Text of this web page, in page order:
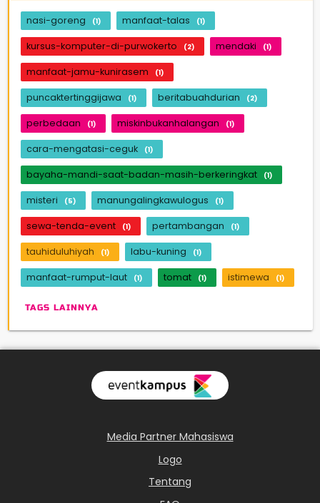
nasi-goreng (1) manfaat-talas (1)
kursus-komputer-di-purwokerto (2) mendaki (1)
manfaat-jamu-kunirasem (1)
puncaktertinggijawa (1) beritabuahdurian (2)
perbedaan (1) miskinbukanhalangan (1)
cara-mengatasi-ceguk (1)
bayaha-mandi-saat-badan-masih-berkeringkat (1)
misteri (5) manungalingkawulogus (1)
sewa-tenda-event (1) pertambangan (1)
tauhiduluhiyah (1) labu-kuning (1)
manfaat-rumput-laut (1) tomat (1) istimewa (1)
TAGS LAINNYA
Media Partner Mahasiswa
Logo
Tentang